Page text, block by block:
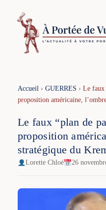
contenu
Accueil› GUERRES › Le faux
proposition américaine,
Le faux “plan de
proposition
stratégique du
Lorette Chloé 26